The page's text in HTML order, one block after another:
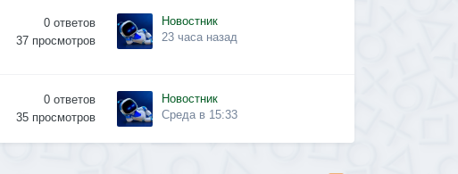
0 ответов
37 просмотров
Новостник
23 часа назад
0 ответов
35 просмотров
Новостник
Среда в 15:33